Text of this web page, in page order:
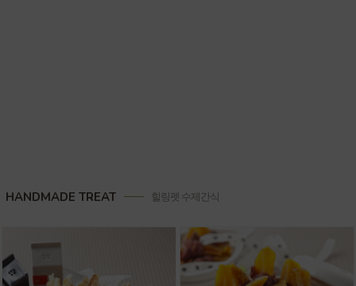
HANDMADE TREAT 힐링펫 수제간식